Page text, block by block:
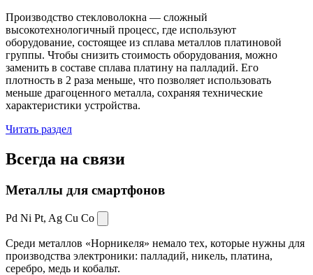
Производство стекловолокна — сложный
высокотехнологичный процесс, где используют
оборудование, состоящее из сплава металлов платиновой
группы. Чтобы снизить стоимость оборудования, можно
заменить в составе сплава платину на палладий. Его
плотность в 2 раза меньше, что позволяет использовать
меньше драгоценного металла, сохраняя технические
характеристики устройства.
Читать раздел
Всегда на связи
Металлы для смартфонов
Pd Ni Pt, Ag Cu Co
Среди металлов «Норникеля» немало тех, которые нужны для
производства электроники: палладий, никель, платина,
серебро, медь и кобальт.